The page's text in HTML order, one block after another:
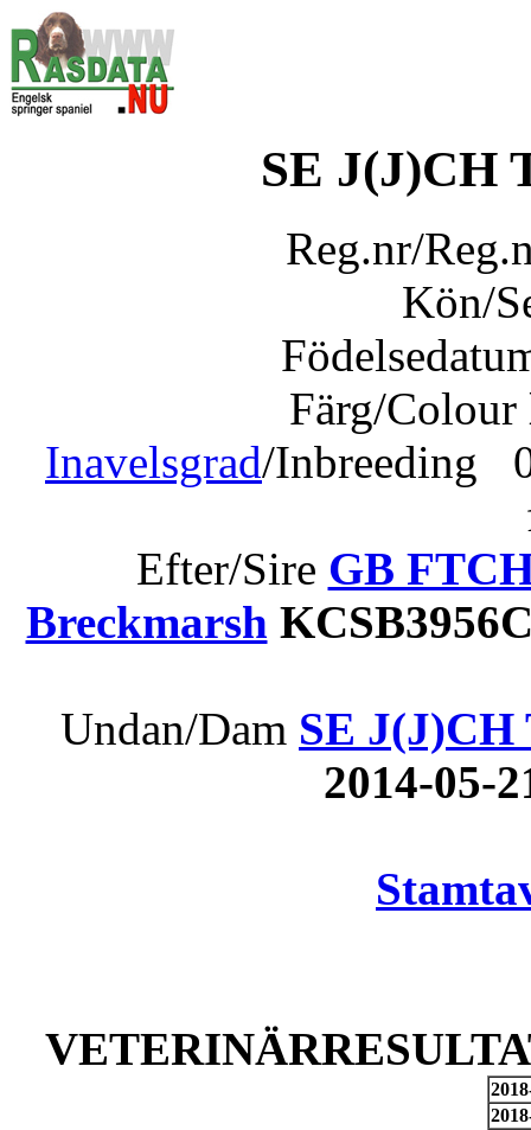
SE J(J)CH
Reg.nr/
Kön/
Färg/Colour
Inavelsgrad/Inbreeding
Efter/Sire GB
Breckmarsh
Undan/Dam SE J(J)CH
2014-